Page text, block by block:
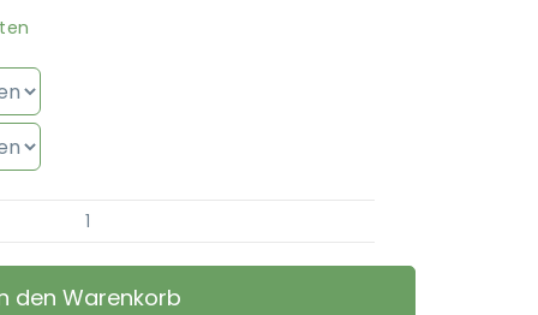
Equilibrium
Field
Relief
den Warenkorb